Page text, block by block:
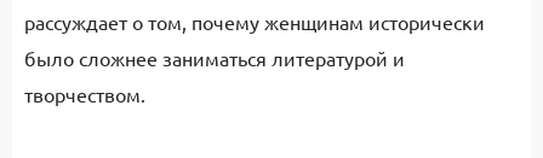
рассуждает о том, почему женщинам исторически
было сложнее заниматься литературой и
творчеством.